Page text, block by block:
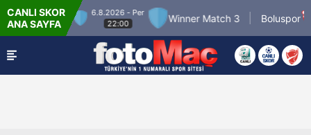
CANLI SKOR
ANA SAYFA
Match 2
6.8.2026 - Per
22:00
Winner Match 3 Boluspor